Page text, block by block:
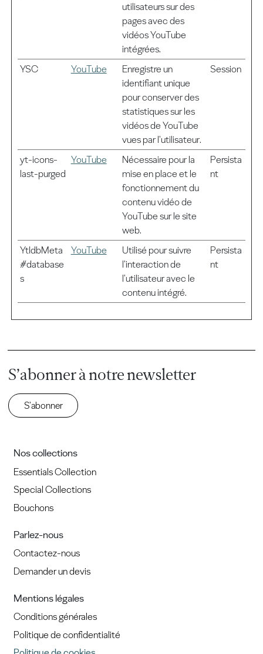
utilisateurs sur des
pages avec des
vidéos YouTube
intégrées.
YSC YouTube
Enregistre un
identifiant unique
pour conserver des
statistiques sur les
vidéos de YouTube
vues par l'utilisateur.
Session
yt-icons-
last-purged
YouTube
Nécessaire pour la
mise en place et le
fonctionnement du
contenu vidéo de
YouTube sur le site
web.
Persista
nt
YtIdbMeta
#database
s
YouTube
Utilisé pour suivre
l'interaction de
l'utilisateur avec le
contenu intégré.
Persista
nt
S’abonner à notre newsletter
S'abonner
Nos collections
Essentials Collection
Special Collections
Bouchons
Parlez-nous
Contactez-nous
Demander un devis
Mentions légales
Conditions générales
Politique de confidentialité